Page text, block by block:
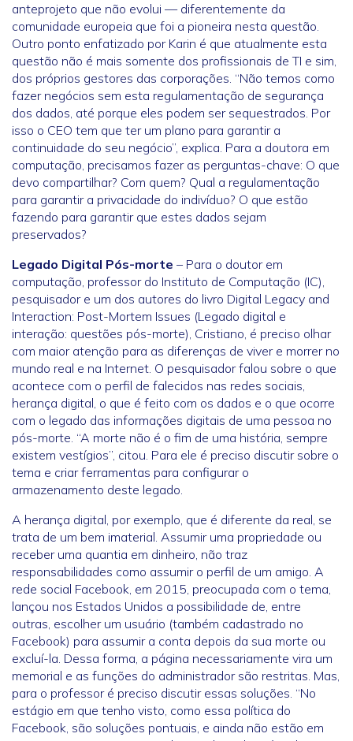
anteprojeto que não evolui — diferentemente da
comunidade europeia que foi a pioneira nesta questão.
Outro ponto enfatizado por Karin é que atualmente esta
questão não é mais somente dos profissionais de TI e sim,
dos próprios gestores das corporações. “Não temos como
fazer negócios sem esta regulamentação de segurança
dos dados, até porque eles podem ser sequestrados. Por
isso o CEO tem que ter um plano para garantir a
continuidade do seu negócio”, explica. Para a doutora em
computação, precisamos fazer as perguntas-chave: O que
devo compartilhar? Com quem? Qual a regulamentação
para garantir a privacidade do indivíduo? O que estão
fazendo para garantir que estes dados sejam
preservados?
Legado Digital Pós-morte – Para o doutor em
computação, professor do Instituto de Computação (IC),
pesquisador e um dos autores do livro Digital Legacy and
Interaction: Post-Mortem Issues (Legado digital e
interação: questões pós-morte), Cristiano, é preciso olhar
com maior atenção para as diferenças de viver e morrer no
mundo real e na Internet. O pesquisador falou sobre o que
acontece com o perfil de falecidos nas redes sociais,
herança digital, o que é feito com os dados e o que ocorre
com o legado das informações digitais de uma pessoa no
pós-morte. “A morte não é o fim de uma história, sempre
existem vestígios”, citou. Para ele é preciso discutir sobre o
tema e criar ferramentas para configurar o
armazenamento deste legado.
A herança digital, por exemplo, que é diferente da real, se
trata de um bem imaterial. Assumir uma propriedade ou
receber uma quantia em dinheiro, não traz
responsabilidades como assumir o perfil de um amigo. A
rede social Facebook, em 2015, preocupada com o tema,
lançou nos Estados Unidos a possibilidade de, entre
outras, escolher um usuário (também cadastrado no
Facebook) para assumir a conta depois da sua morte ou
excluí-la. Dessa forma, a página necessariamente vira um
memorial e as funções do administrador são restritas. Mas,
para o professor é preciso discutir essas soluções. “No
estágio em que tenho visto, como essa política do
Facebook, são soluções pontuais, e ainda não estão em